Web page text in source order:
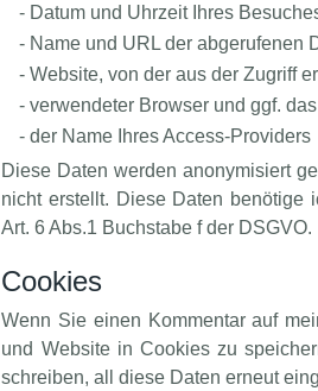
- Datum und Uhrzeit Ihres
- Name und URL der abgerufenen
- Website, von der aus der Zugriff
- verwendeter Browser und ggf.
- der Name Ihres Access-Providers
Diese Daten werden anonymisiert
nicht erstellt. Diese Daten benötige
Art. 6 Abs.1 Buchstabe f der DSGVO.
Cookies
Wenn Sie einen Kommentar auf
und Website in Cookies zu
schreiben, all diese Daten erneut